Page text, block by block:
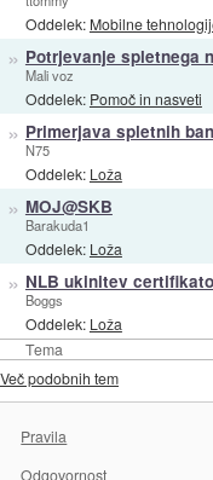
Tema
Oddelek: Mobilne
» Potrjevanje spletnega
Mali voz
Oddelek: Pomoč in nasveti
» Primerjava spletnih
N75
Oddelek: Loža
» MOJ@SKB
Barakuda1
Oddelek: Loža
» NLB ukinitev
Boggs
Oddelek: Loža
Več podobnih tem
Pravila
Odgovornost